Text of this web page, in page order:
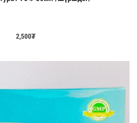
2,500₮